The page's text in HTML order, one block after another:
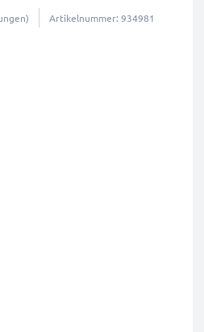
Artikelnummer: 934981